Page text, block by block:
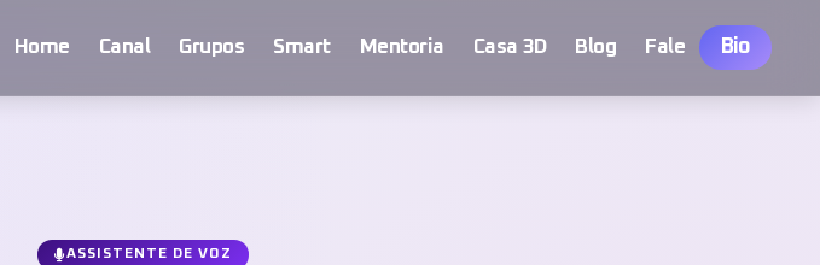
Home Canal Grupos Smart Mentoria Casa 3D Blog Fale Bio
ASSISTENTE DE VOZ